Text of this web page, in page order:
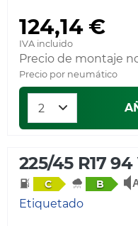
124,14 €
IVA incluido
Precio de montaje
Precio por neumático
225/45 R17 94
C B
Etiquetado